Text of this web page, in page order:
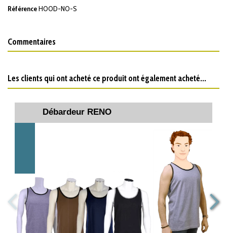
RéférenceHOOD-NO-S
Commentaires
Les clients qui ont acheté ce produit ont également acheté...
Débardeur RENO